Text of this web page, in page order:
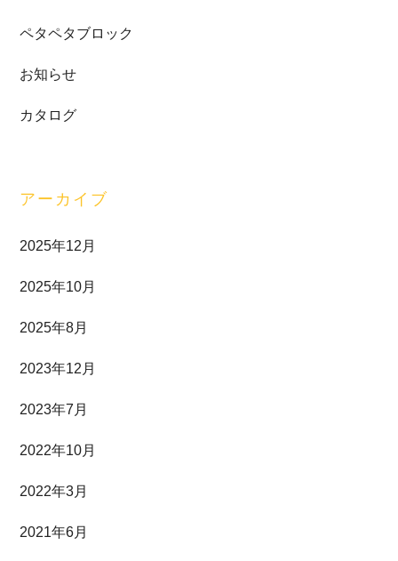
ド
ー
ペタペタブロック
お知らせ
カタログ
アーカイブ
2025年12月
2025年10月
2025年8月
2023年12月
2023年7月
2022年10月
2022年3月
2021年6月